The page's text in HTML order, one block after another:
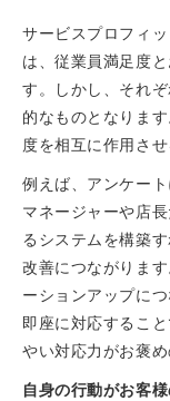
サービスプロフィ
は、従業員満足度
す。しかし、それ
的なものとなりま
度を相互に作用さ
例えば、アンケー
マネージャーや店
るシステムを構築
改善につながりま
ーションアップに
即座に対応するこ
やい対応力がお褒
自身の行動がお客